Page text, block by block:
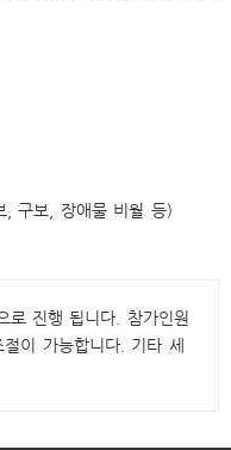
, 구보, 장애물 비월 등)
로 진행 됩니다. 참가인원
이 가능합니다. 기타 세